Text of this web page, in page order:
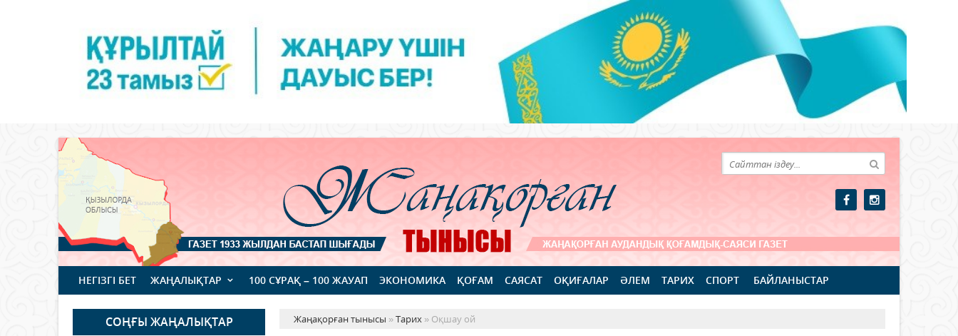
НЕГІЗГІ БЕТ ЖАҢАЛЫҚТАР 100 СҰРАҚ – 100 ЖАУАП ЭКОНОМИКА ҚОҒАМ САЯСАТ ОҚИҒАЛАР ӘЛЕМ ТАРИХ СПОРТ БАЙЛАНЫСТАР
СОҢҒЫ ЖАҢАЛЫҚТАР Жаңақорған тынысы »Тарих » Оқшау ой